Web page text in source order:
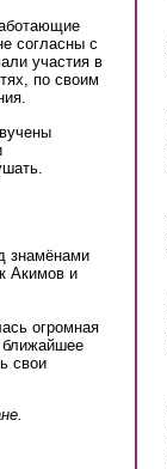
согласны с
участия в
по своим
знамёнами
Акимов и
огромная
ближайшее
свои